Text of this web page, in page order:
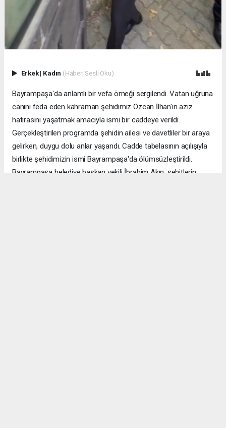
Erkek| Kadın (Haberi Sesli Oku)
Bayrampaşa'da anlamlı bir vefa örneği sergilendi. Vatan uğruna
canını feda eden kahraman şehidimiz Özcan İlhan'ın aziz
hatırasını yaşatmak amacıyla ismi bir caddeye verildi.
Gerçekleştirilen programda şehidin ailesi ve davetliler bir araya
gelirken, duygu dolu anlar yaşandı. Cadde tabelasının açılışıyla
birlikte şehidimizin ismi Bayrampaşa'da ölümsüzleştirildi.
Bayrampaşa belediye başkan vekili İbrahim Akın, şehitlerin